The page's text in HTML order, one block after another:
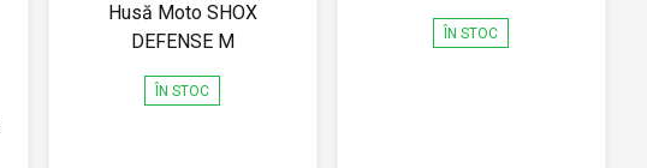
Husă Moto SHOX
DEFENSE M
ÎN STOC
ÎN STOC